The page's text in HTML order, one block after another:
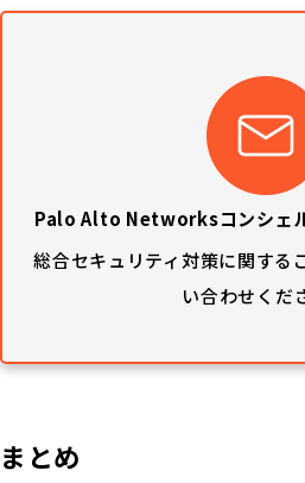
Palo Alto Networksコンシェ
総合セキュリティ対策に関する
い合わせくだ
まとめ